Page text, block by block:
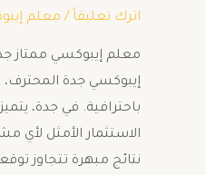
اترك تعليقاً / معلم
معلم إيبوكسي ممتاز
إيبوكسي جدة
باحترافية. في جدة،
الاستثمار الأمثل
نتائج مبهرة تتجاوز